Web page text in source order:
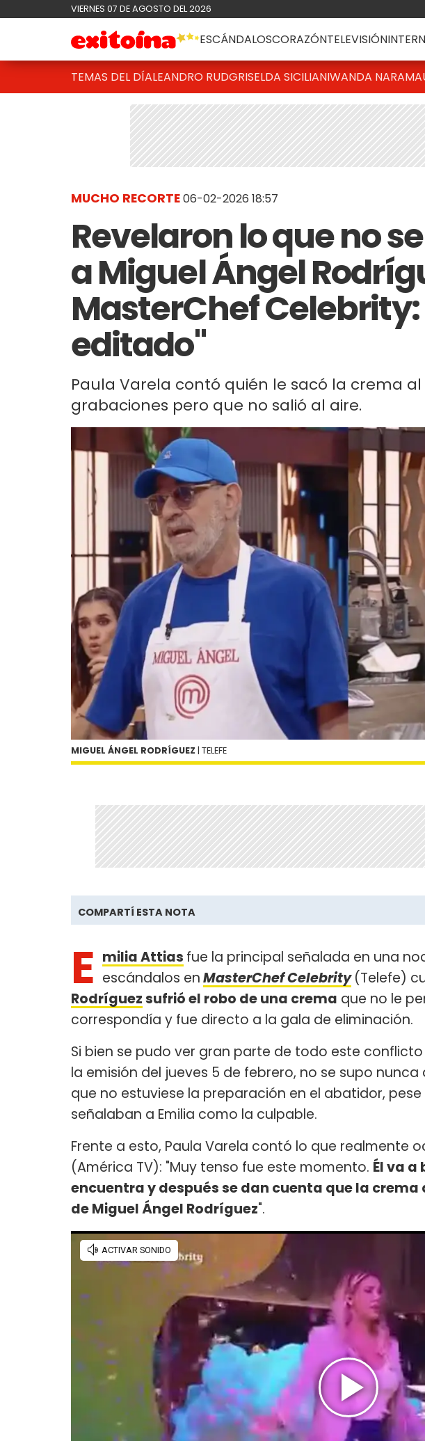
VIERNES 07 DE AGOSTO DEL 2026
ESCÁNDALOSCORAZÓNTELEVISIÓN
TEMAS DEL DÍALEANDRO RUDGRISELDA SICILIANIWANDA NARA
MUCHO RECORTE06-02-2026 18:57
Revelaron lo que no
a Miguel Ángel
MasterChef Celebrity:
editado"
Paula Varela contó quién le sacó la crema
grabaciones pero que no salió al aire.
MIGUEL ÁNGEL RODRÍGUEZ | TELEFE
COMPARTÍ ESTA NOTA
E milia Attias fue la principal señalada en una
escándalos enMasterChef Celebrity (Telefe)
Rodríguezsufrió el robo de una crema que no le
correspondía y fue directo a la gala de eliminación.
Si bien se pudo ver gran parte de todo este
la emisión del jueves 5 de febrero, no se supo
que no estuviese la preparación en el abatidor,
señalaban a Emilia como la culpable.
Frente a esto, Paula Varela contó lo que realmente
(América TV): "Muy tenso fue este momento. Él va a
encuentra y después se dan cuenta que la
de Miguel Ángel Rodríguez".